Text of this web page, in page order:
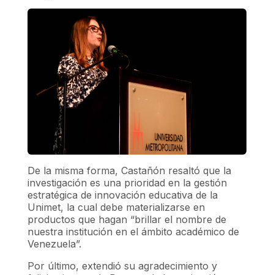
De la misma forma, Castañón resaltó que la
investigación es una prioridad en la gestión
estratégica de innovación educativa de la
Unimet, la cual debe materializarse en
productos que hagan “brillar el nombre de
nuestra institución en el ámbito académico de
Venezuela”.
Por último, extendió su agradecimiento y